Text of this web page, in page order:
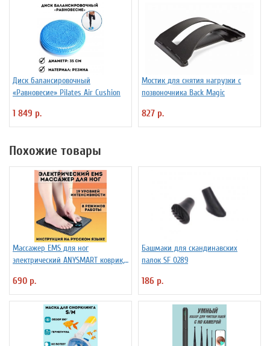
Диск балансировочный
«Равновесие» Pilates Air Cushion
1 849 р.
Мостик для снятия нагрузки с
позвоночника Back Magic
827 р.
Похожие товары
Массажер EMS для ног
электрический ANYSMART коврик,
690 р.
Башмаки для скандинавских
палок SF 0289
186 р.